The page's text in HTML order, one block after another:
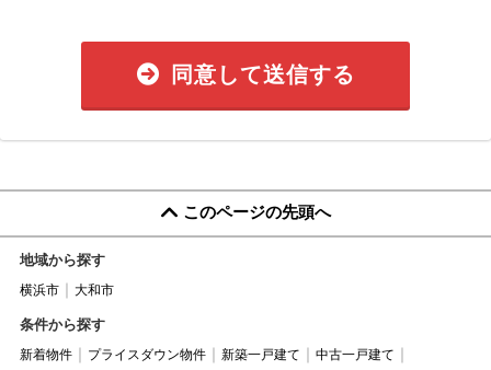
同意して送信する
このページの先頭へ
地域から探す
横浜市 大和市
条件から探す
新着物件 プライスダウン物件 新築一戸建て
中古一戸建て